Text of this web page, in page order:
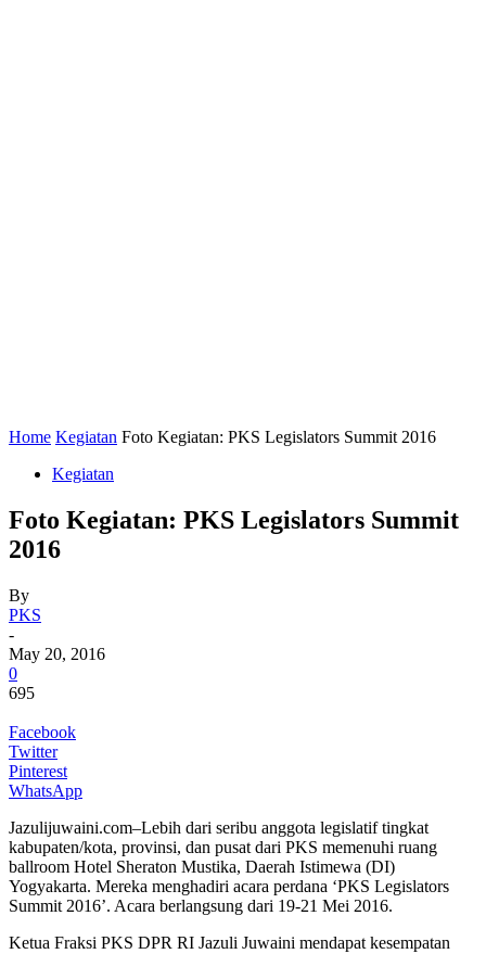
Home Kegiatan Foto Kegiatan: PKS Legislators Summit 2016
Kegiatan
Foto Kegiatan: PKS Legislators Summit
2016
By
PKS
-
May 20, 2016
0
695
Facebook
Twitter
Pinterest
WhatsApp
Jazulijuwaini.com–Lebih dari seribu anggota legislatif tingkat
kabupaten/kota, provinsi, dan pusat dari PKS memenuhi ruang
ballroom Hotel Sheraton Mustika, Daerah Istimewa (DI)
Yogyakarta. Mereka menghadiri acara perdana ‘PKS Legislators
Summit 2016’. Acara berlangsung dari 19-21 Mei 2016.
Ketua Fraksi PKS DPR RI Jazuli Juwaini mendapat kesempatan